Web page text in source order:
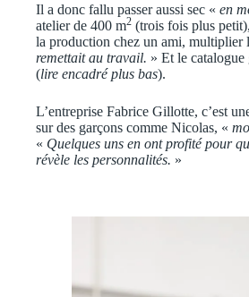
Il a donc fallu passer aussi sec « en
atelier de 400 m2 (trois fois plus
la production chez un ami, multiplier
remettait au travail. » Et le
(lire encadré plus bas).
L’entreprise Fabrice Gillotte, c’est
sur des garçons comme Nicolas, «
« Quelques uns en ont profité pour
révèle les personnalités. »